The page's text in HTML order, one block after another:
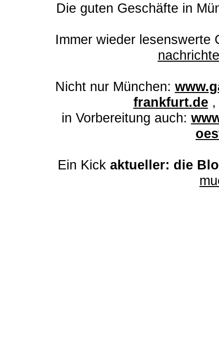
Die guten Geschäfte in
Immer wieder lesenswerte
Nicht nur München:
frankfurt.de
in Vorbereitung auch:
Ein Kick aktueller: die